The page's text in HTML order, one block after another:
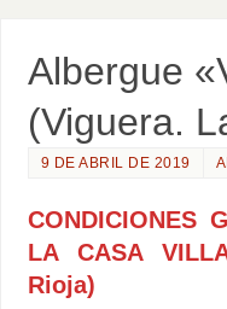
Albergue
(Viguera.
9 DE ABRIL DE 2019
CONDICIONES
LA CASA
Rioja)